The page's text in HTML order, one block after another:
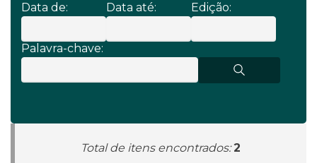
Data de: Data até: Edição:
Palavra-chave:
Total de itens encontrados: 2